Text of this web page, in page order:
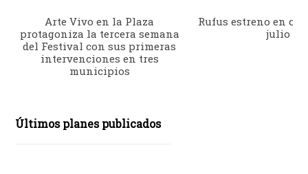
Arte Vivo en la Plaza
protagoniza la tercera semana
del Festival con sus primeras
intervenciones en tres
municipios
Rufus estreno en
julio
Últimos planes publicados